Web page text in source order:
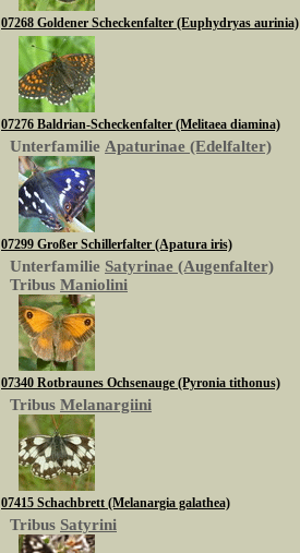
07268 Goldener Scheckenfalter (Euphydryas aurinia)
07276 Baldrian-Scheckenfalter (Melitaea diamina)
Unterfamilie Apaturinae (Edelfalter)
07299 Großer Schillerfalter (Apatura iris)
Unterfamilie Satyrinae (Augenfalter)
Tribus Maniolini
07340 Rotbraunes Ochsenauge (Pyronia tithonus)
Tribus Melanargiini
07415 Schachbrett (Melanargia galathea)
Tribus Satyrini